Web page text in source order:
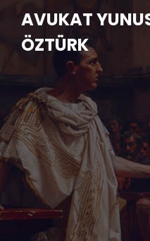
AVUKAT
ÖZTÜRK